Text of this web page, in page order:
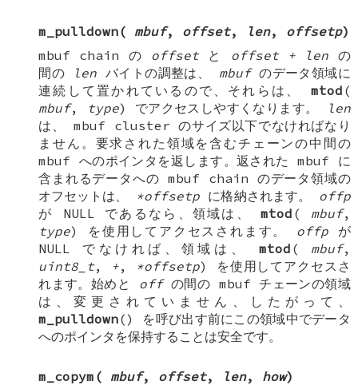
m_pulldown( mbuf, offset, len, offsetp)
mbuf chain の offsetと offset + len の
間の
len バイトの調整は、 mbufのデータ領域に
連続して置かれているので、それらは、 mtod (
mbuf, type) でアクセスしやすくなります。
len
は、mbuf cluster のサイズ以下でなければなり
ません。要求された領域を含むチェーンの中間の
mbuf へのポインタを返します。返された mbuf に
含まれるデータへのmbuf chain のデータ領域の
オフセットは、
*offsetp に格納されます。 offp
が NULL であるなら、領域は、mtod ( mbuf,
type) を使用してアクセスされます。 offpが
NULL でなければ、領域は、mtod ( mbuf,
uint8_t, +, *offsetp) を使用してアクセスさ
れます。始めと offの間の mbuf チェーンの領域
は、変更されていません、したがって、
m_pulldown() を呼び出す前にこの領域中でデータ
へのポインタを保持することは安全です。
m_copym ( mbuf, offset, len, how)